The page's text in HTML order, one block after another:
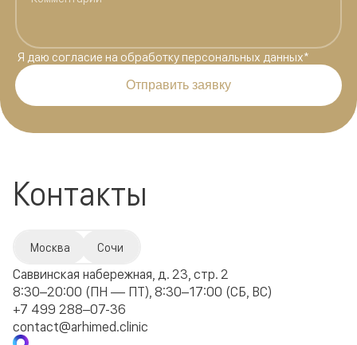
Я даю согласие на обработку персональных данных*
Отправить заявку
Контакты
Москва Сочи
Саввинская набережная, д. 23, стр. 2
8:30–20:00 (ПН — ПТ), 8:30–17:00 (СБ, ВС)
+7 499 288–07-36
contact@arhimed.clinic